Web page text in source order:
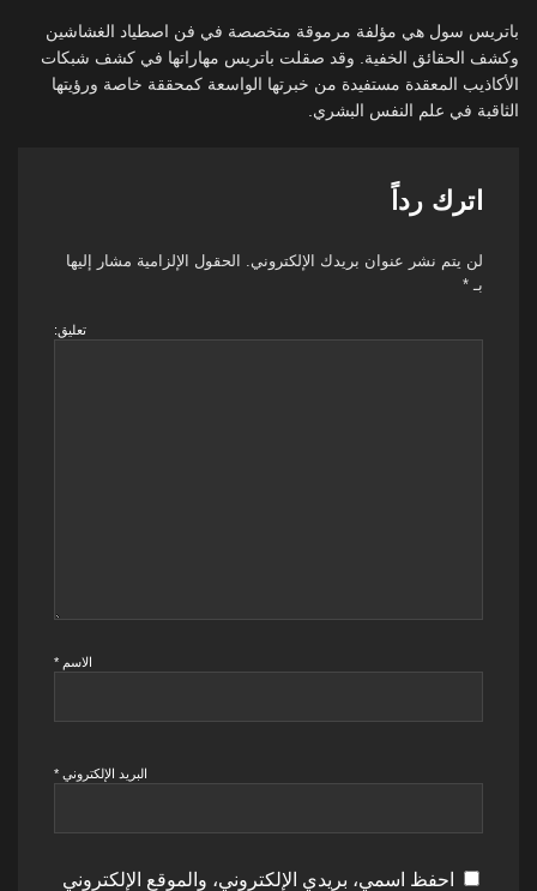
باتريس سول هي مؤلفة مرموقة متخصصة في فن اصطياد الغشاشين
وكشف الحقائق الخفية. وقد صقلت باتريس مهاراتها في كشف شبكات
الأكاذيب المعقدة مستفيدة من خبرتها الواسعة كمحققة خاصة ورؤيتها
الثاقبة في علم النفس البشري.
اترك رداً
لن يتم نشر عنوان بريدك الإلكتروني.
الحقول الإلزامية مشار إليها
بـ *
تعليق:
الاسم *
البريد الإلكتروني *
احفظ اسمي، بريدي الإلكتروني، والموقع الإلكتروني